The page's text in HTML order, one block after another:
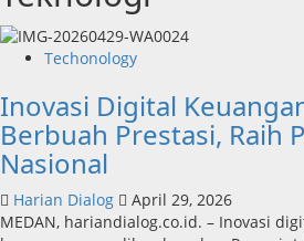
Techonology
Inovasi Digital
Berbuah Prestasi, Raih
Nasional
Harian Dialog
April 29, 2026
MEDAN, hariandialog.co.id. – Inovasi